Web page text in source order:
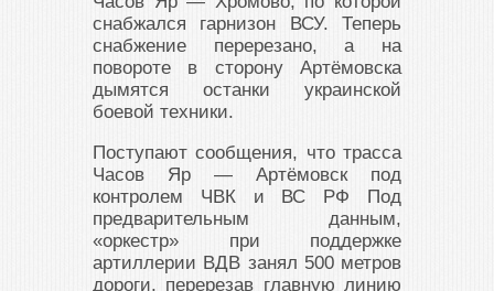
снабжался гарнизон ВСУ. Теперь
снабжение перерезано, а на
повороте в сторону Артёмовска
дымятся останки украинской
боевой техники.
Поступают сообщения, что трасса
Часов Яр — Артёмовск под
контролем ЧВК и ВС РФ Под
предварительным данным,
«оркестр» при поддержке
артиллерии ВДВ занял 500 метров
дороги, перерезав главную линию